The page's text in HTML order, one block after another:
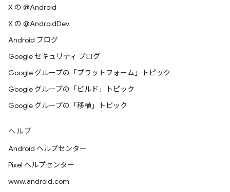
X の @Android
X の @AndroidDev
Android ブログ
Google セキュリティ ブログ
Google グループの「プラットフォーム」トピック
Google グループの「ビルド」トピック
Google グループの「移植」トピック
ヘルプ
Android ヘルプセンター
Pixel ヘルプセンター
www.android.com